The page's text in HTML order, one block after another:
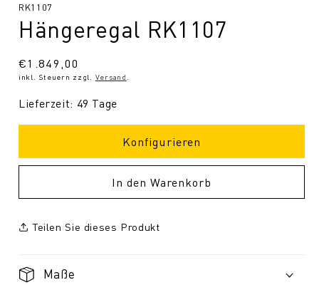
SKU:
RK1107
Hängeregal RK1107
Normaler
Preis
€1.849,00
inkl. Steuern zzgl. Versand
Lieferzeit: 49 Tage
Konfigurieren
In den Warenkorb
Teilen Sie dieses Produkt
Maße